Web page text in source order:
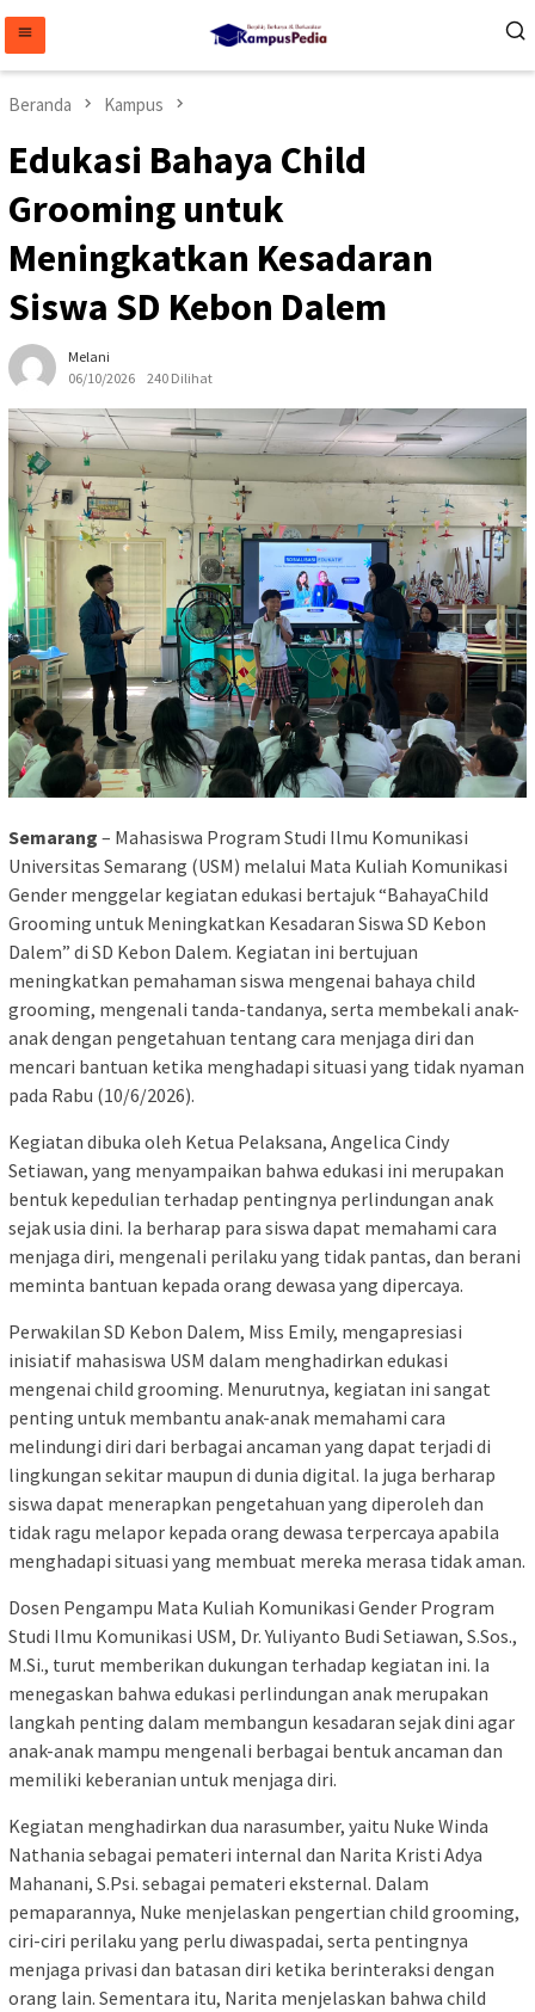
konten
Beranda Kampus
Edukasi Bahaya Child
Grooming untuk
Meningkatkan Kesadaran
Siswa SD Kebon Dalem
Melani
06/10/2026
240 Dilihat
Semarang – Mahasiswa Program Studi Ilmu Komunikasi
Universitas Semarang (USM) melalui Mata Kuliah Komunikasi
Gender menggelar kegiatan edukasi bertajuk “BahayaChild
Grooming untuk Meningkatkan Kesadaran Siswa SD Kebon
Dalem” di SD Kebon Dalem. Kegiatan ini bertujuan
meningkatkan pemahaman siswa mengenai bahaya child
grooming, mengenali tanda-tandanya, serta membekali anak-
anak dengan pengetahuan tentang cara menjaga diri dan
mencari bantuan ketika menghadapi situasi yang tidak nyaman
pada Rabu (10/6/2026).
Kegiatan dibuka oleh Ketua Pelaksana, Angelica Cindy
Setiawan, yang menyampaikan bahwa edukasi ini merupakan
bentuk kepedulian terhadap pentingnya perlindungan anak
sejak usia dini. Ia berharap para siswa dapat memahami cara
menjaga diri, mengenali perilaku yang tidak pantas, dan berani
meminta bantuan kepada orang dewasa yang dipercaya.
Perwakilan SD Kebon Dalem, Miss Emily, mengapresiasi
inisiatif mahasiswa USM dalam menghadirkan edukasi
mengenai child grooming. Menurutnya, kegiatan ini sangat
penting untuk membantu anak-anak memahami cara
melindungi diri dari berbagai ancaman yang dapat terjadi di
lingkungan sekitar maupun di dunia digital. Ia juga berharap
siswa dapat menerapkan pengetahuan yang diperoleh dan
tidak ragu melapor kepada orang dewasa terpercaya apabila
menghadapi situasi yang membuat mereka merasa tidak aman.
Dosen Pengampu Mata Kuliah Komunikasi Gender Program
Studi Ilmu Komunikasi USM, Dr. Yuliyanto Budi Setiawan, S.Sos.,
M.Si., turut memberikan dukungan terhadap kegiatan ini. Ia
menegaskan bahwa edukasi perlindungan anak merupakan
langkah penting dalam membangun kesadaran sejak dini agar
anak-anak mampu mengenali berbagai bentuk ancaman dan
memiliki keberanian untuk menjaga diri.
Kegiatan menghadirkan dua narasumber, yaitu Nuke Winda
Nathania sebagai pemateri internal dan Narita Kristi Adya
Mahanani, S.Psi. sebagai pemateri eksternal. Dalam
pemaparannya, Nuke menjelaskan pengertian child grooming,
ciri-ciri perilaku yang perlu diwaspadai, serta pentingnya
menjaga privasi dan batasan diri ketika berinteraksi dengan
orang lain. Sementara itu, Narita menjelaskan bahwa child